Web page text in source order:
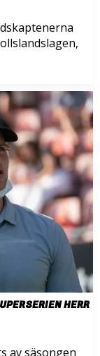
HERR
av säsongen